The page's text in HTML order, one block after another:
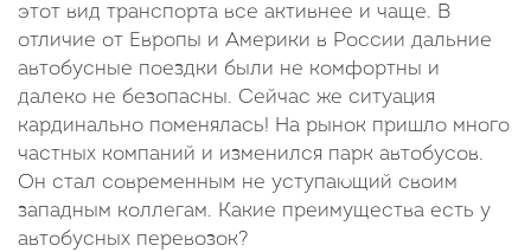
этот вид транспорта все активнее и чаще. В
отличие от Европы и Америки в России дальние
автобусные поездки были не комфортны и
далеко не безопасны. Сейчас же ситуация
кардинально поменялась! На рынок пришло много
частных компаний и изменился парк автобусов.
Он стал современным не уступающий своим
западным коллегам. Какие преимущества есть у
автобусных перевозок?